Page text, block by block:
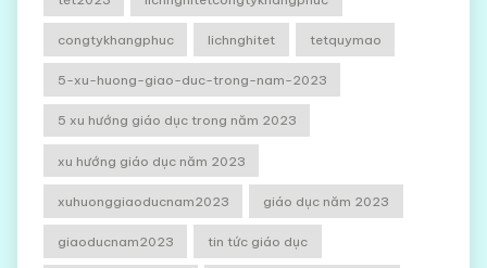
congtykhangphuc lichnghitet tetquymao
5-xu-huong-giao-duc-trong-nam-2023
5 xu hướng giáo dục trong năm 2023
xu hướng giáo dục năm 2023
xuhuonggiaoducnam2023 giáo dục năm 2023
giaoducnam2023 tin tức giáo dục